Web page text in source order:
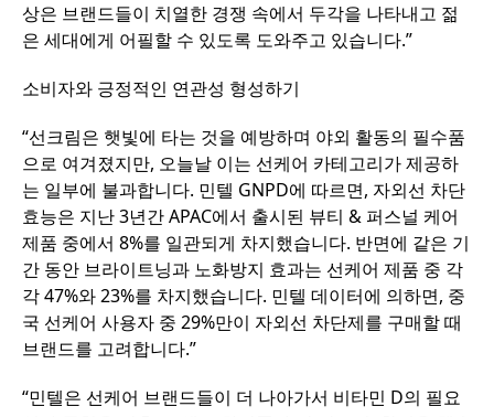
상은 브랜드들이 치열한 경쟁 속에서 두각을 나타내고 젊
은 세대에게 어필할 수 있도록 도와주고 있습니다.”
소비자와 긍정적인 연관성 형성하기
“선크림은 햇빛에 타는 것을 예방하며 야외 활동의 필수품
으로 여겨졌지만, 오늘날 이는 선케어 카테고리가 제공하
는 일부에 불과합니다. 민텔 GNPD에 따르면, 자외선 차단
효능은 지난 3년간 APAC에서 출시된 뷰티 & 퍼스널 케어
제품 중에서 8%를 일관되게 차지했습니다. 반면에 같은 기
간 동안 브라이트닝과 노화방지 효과는 선케어 제품 중 각
각 47%와 23%를 차지했습니다. 민텔 데이터에 의하면, 중
국 선케어 사용자 중 29%만이 자외선 차단제를 구매할 때
브랜드를 고려합니다.”
“민텔은 선케어 브랜드들이 더 나아가서 비타민 D의 필요